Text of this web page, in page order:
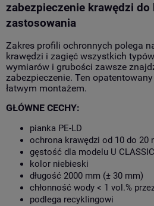
zabezpieczenie krawędzi do
zastosowania
Zakres profili ochronnych polega
krawędzi i zagięć wszystkich
wymiarów i grubości zawsze
zabezpieczenie. Ten
łatwym montażem.
GŁÓWNE CECHY:
pianka PE-LD
ochrona krawędzi od 10 do 20
gęstość dla modelu U
kolor niebieski
długość 2000 mm (± 30 mm)
chłonność wody < 1 vol.%
podlega recyklingowi